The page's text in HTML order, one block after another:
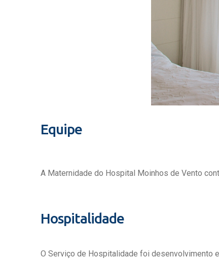
Equipe
A Maternidade do Hospital Moinhos de Vento
Hospitalidade
O Serviço de Hospitalidade foi desenvolvimento